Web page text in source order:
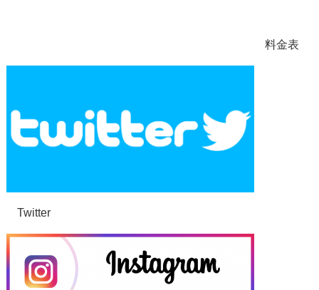
料金表
Twitter